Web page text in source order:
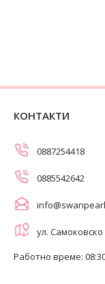
КОНТАКТИ
0887254418
0885542642
ул.
Работно време: